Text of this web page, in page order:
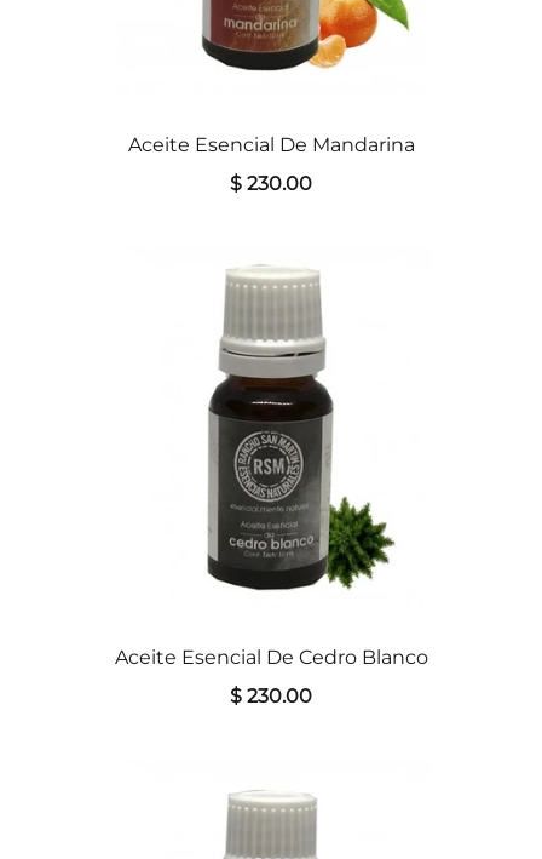
Aceite Esencial De Mandarina
$ 230.00
Aceite Esencial De Cedro Blanco
$ 230.00